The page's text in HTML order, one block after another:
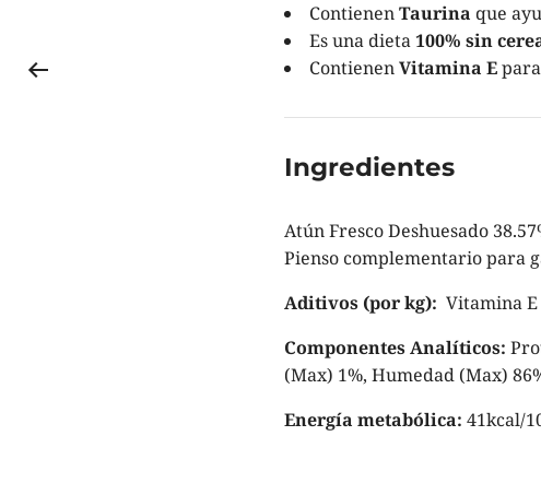
ContienenTaurina que
Es una dieta100% sin
ContienenVitamina Epara
Ingredientes
Atún Fresco Deshuesado
Pienso complementario para
Aditivos (por kg): Vitamina
Componentes Analíticos:
(Max) 1%, Humedad (Max)
Energía metabólica: 41kcal/